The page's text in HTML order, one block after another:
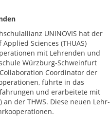
UNINOVIS hat der
Sciences (THUAS)
mit Lehrenden und
Würzburg-Schweinfurt
Coordinator der
führte in das
und erarbeitete mit
der THWS. Diese neuen Lehr-